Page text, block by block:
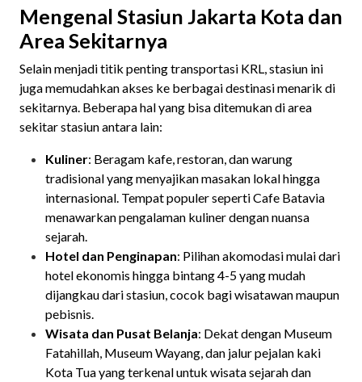
Mengenal Stasiun Jakarta Kota dan
Area Sekitarnya
Selain menjadi titik penting transportasi KRL, stasiun ini
juga memudahkan akses ke berbagai destinasi menarik di
sekitarnya. Beberapa hal yang bisa ditemukan di area
sekitar stasiun antara lain:
Kuliner: Beragam kafe, restoran, dan warung
tradisional yang menyajikan masakan lokal hingga
internasional. Tempat populer seperti Cafe Batavia
menawarkan pengalaman kuliner dengan nuansa
sejarah.
Hotel dan Penginapan: Pilihan akomodasi mulai dari
hotel ekonomis hingga bintang 4-5 yang mudah
dijangkau dari stasiun, cocok bagi wisatawan maupun
pebisnis.
Wisata dan Pusat Belanja: Dekat dengan Museum
Fatahillah, Museum Wayang, dan jalur pejalan kaki
Kota Tua yang terkenal untuk wisata sejarah dan